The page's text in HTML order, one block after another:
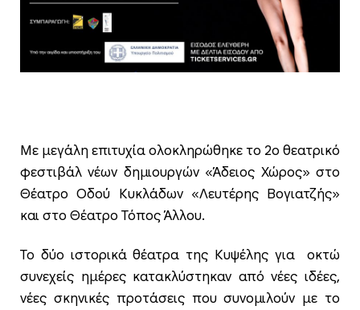
Με μεγάλη επιτυχία ολοκληρώθηκε το 2ο θεατρικό
φεστιβάλ νέων δημιουργών «Άδειος Χώρος» στο
Θέατρο Οδού Κυκλάδων «Λευτέρης Βογιατζής»
και στο Θέατρο Τόπος Άλλου.
Το δύο ιστορικά θέατρα της Κυψέλης για οκτώ
συνεχείς ημέρες κατακλύστηκαν από νέες ιδέες,
νέες σκηνικές προτάσεις που συνομιλούν με το